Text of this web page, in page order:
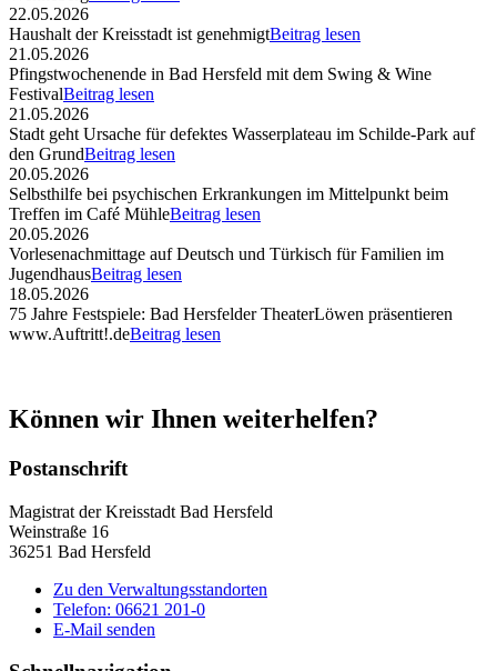
22.05.2026
Haushalt der Kreisstadt ist genehmigtBeitrag lesen
21.05.2026
Pfingstwochenende in Bad Hersfeld mit dem Swing & Wine
FestivalBeitrag lesen
21.05.2026
Stadt geht Ursache für defektes Wasserplateau im Schilde-Park auf
den GrundBeitrag lesen
20.05.2026
Selbsthilfe bei psychischen Erkrankungen im Mittelpunkt beim
Treffen im Café MühleBeitrag lesen
20.05.2026
Vorlesenachmittage auf Deutsch und Türkisch für Familien im
JugendhausBeitrag lesen
18.05.2026
75 Jahre Festspiele: Bad Hersfelder TheaterLöwen präsentieren
www.Auftritt!.deBeitrag lesen
Können wir Ihnen weiterhelfen?
Postanschrift
Magistrat der Kreisstadt Bad Hersfeld
Weinstraße 16
36251 Bad Hersfeld
Zu den Verwaltungsstandorten
Telefon: 06621 201-0
E-Mail senden